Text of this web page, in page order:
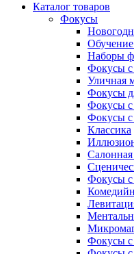
Каталог товаров
Фокусы
Наборы
Фокусы с
Уличная
Фокусы
Фокусы с
Фокусы с
Классика
Фокусы с
Фокусы с